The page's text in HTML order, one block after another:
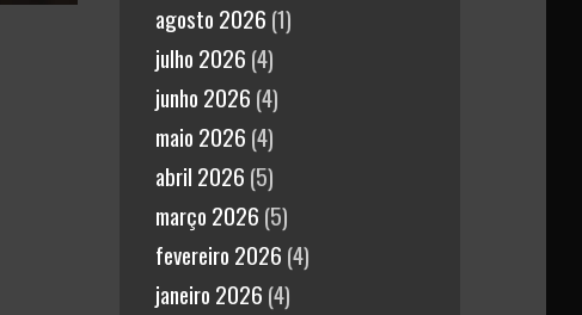
agosto 2026 (1)
julho 2026 (4)
junho 2026 (4)
maio 2026 (4)
abril 2026 (5)
março 2026 (5)
fevereiro 2026 (4)
janeiro 2026 (4)